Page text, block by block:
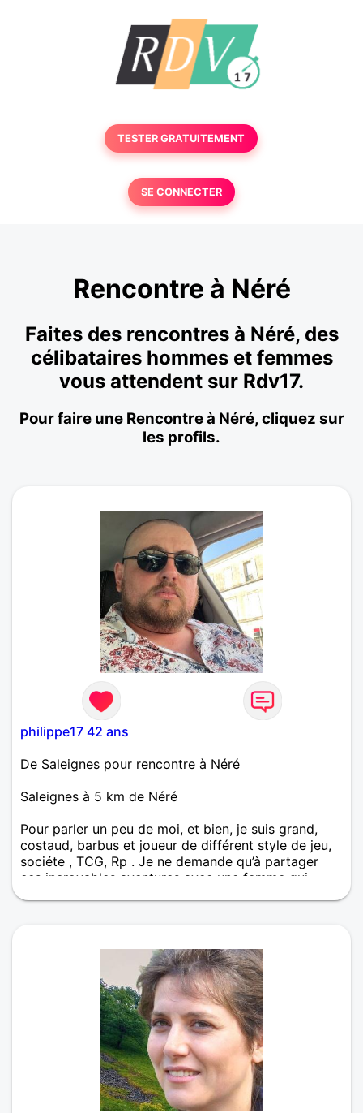
TESTER GRATUITEMENT
SE CONNECTER
Rencontre à Néré
Faites des rencontres à Néré, des
célibataires hommes et femmes
vous attendent sur Rdv17.
Pour faire une Rencontre à Néré, cliquez sur
les profils.
philippe17 42 ans
De Saleignes pour rencontre à Néré
Saleignes à 5 km de Néré
Pour parler un peu de moi, et bien, je suis grand,
costaud, barbus et joueur de différent style de jeu,
sociéte , TCG, Rp . Je ne demande qu’à partager
ces incroyables aventures avec une femme qui
vais pas me marier ni avec mes amis. J’ai la réelle
envie de construire ou plutôt, de reconstruire. Car,
séparé après 3 ans de vie commune, je suis
désormais complètement disponible et tourné vers
l’avenir. En couple, je pense être un homme
attentionné et à l’écoute. J’aime faire rêver la
personne qui partage ma vie, tout comme j’aime
que l’on me surprenne. Au plaisir d’échanger avec